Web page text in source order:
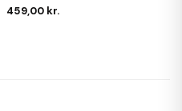
459,00 kr.